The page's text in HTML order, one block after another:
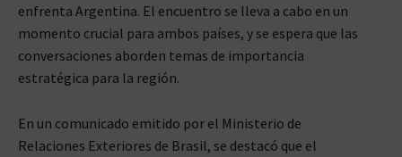
enfrenta Argentina. El encuentro se lleva a cabo en un
momento crucial para ambos países, y se espera que las
conversaciones aborden temas de importancia
estratégica para la región.
En un comunicado emitido por el Ministerio de
Relaciones Exteriores de Brasil, se destacó que el